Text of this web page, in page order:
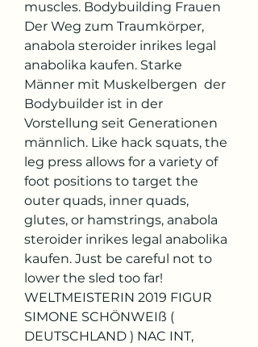
muscles. Bodybuilding Frauen
Der Weg zum Traumkörper,
anabola steroider inrikes legal
anabolika kaufen. Starke
Männer mit Muskelbergen  der
Bodybuilder ist in der
Vorstellung seit Generationen
männlich. Like hack squats, the
leg press allows for a variety of
foot positions to target the
outer quads, inner quads,
glutes, or hamstrings, anabola
steroider inrikes legal anabolika
kaufen. Just be careful not to
lower the sled too far!
WELTMEISTERIN 2019 FIGUR
SIMONE SCHÖNWEIß (
DEUTSCHLAND ) NAC INT,